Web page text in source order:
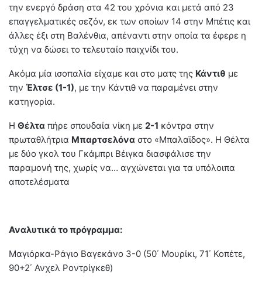
την ενεργό δράση στα 42 του χρόνια και μετά από 23
επαγγελματικές σεζόν, εκ των οποίων 14 στην Μπέτις και
άλλες έξι στη Βαλένθια, απέναντι στην οποία τα έφερε η
τύχη να δώσει το τελευταίο παιχνίδι του.
Ακόμα μία ισοπαλία είχαμε και στο ματς της Κάντιθ με
την Έλτσε (1-1), με την Κάντιθ να παραμένει στην
κατηγορία.
Η Θέλτα πήρε σπουδαία νίκη με 2-1 κόντρα στην
πρωταθλήτρια Μπαρτσελόνα στο «Μπαλαϊδος». Η Θέλτα
με δύο γκολ του Γκάμπρι Βέιγκα διασφάλισε την
παραμονή της, χωρίς να… αγχώνεται για τα υπόλοιπα
αποτελέσματα
Αναλυτικά το πρόγραμμα:
Μαγιόρκα-Ράγιο Βαγεκάνο 3-0 (50΄ Μουρίκι, 71΄ Κοπέτε,
90+2΄ Ανχελ Ροντρίγκεθ)